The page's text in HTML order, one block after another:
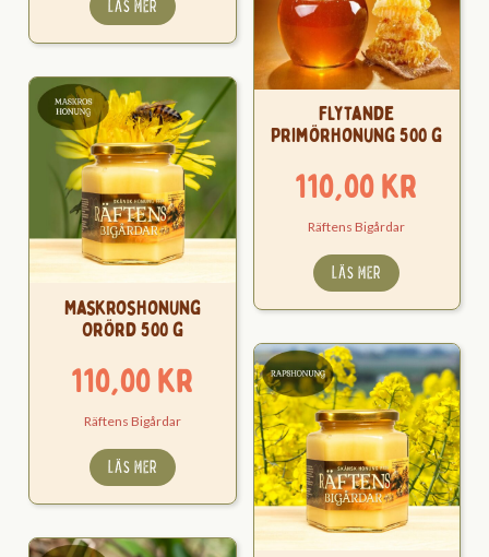
LÄS MER
Flytande
Primörhonung 500 g
110,00kr
Räftens Bigårdar
LÄS MER
Maskroshonung
Orörd 500 g
110,00kr
Räftens Bigårdar
LÄS MER